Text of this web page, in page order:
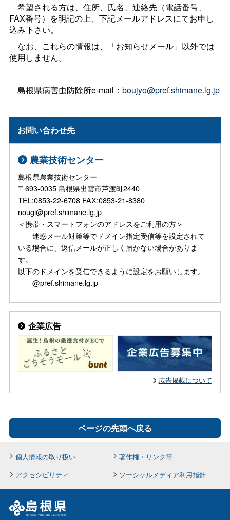
希望される方は、住所、氏名、連絡先（電話番号、
FAX番号）を明記の上、下記メールアドレスにてお申し
込み下さい。
なお、これらの情報は、「お知らせメール」以外では
使用しません。
島根県病害虫防除所e-mail： boujyo@pref.shimane.lg.jp
お問い合わせ先
農業技術センター
島根県農業技術センター
〒693-0035 島根県出雲市芦渡町2440
TEL:0853-22-6708 FAX:0853-21-8380
nougi@pref.shimane.lg.jp
＜携帯・スマートフォンのアドレスをご利用の方＞
迷惑メール対策等でドメイン指定受信等を設定されて
いる場合に、返信メールが正しく届かない場合がありま
す。
以下のドメインを受信できるように設定をお願いします。
@pref.shimane.lg.jp
企業広告
広告掲載について
ページの先頭へ戻る
個人情報の取り扱い
著作権・リンク等
アクセシビリティ
ソーシャルメディア利用指針